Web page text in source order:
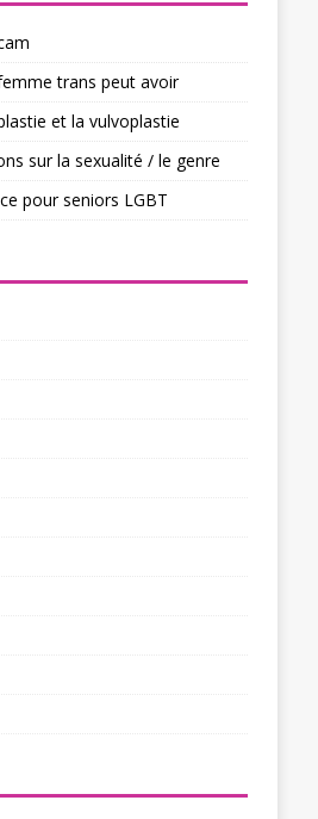
trans peut avoir
et la vulvoplastie
sur la sexualité / le genre
pour seniors LGBT